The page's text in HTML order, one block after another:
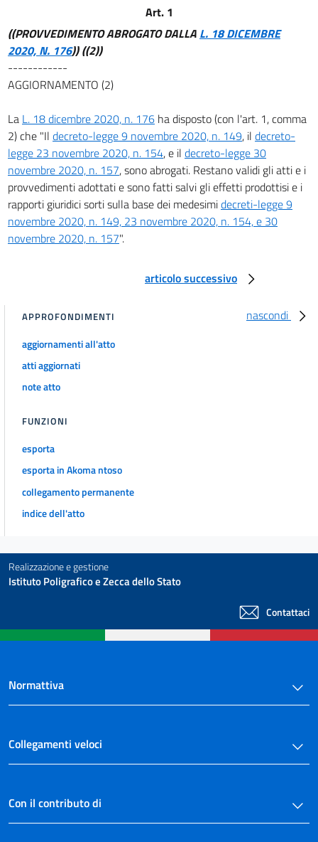
17
18
19
Titolo III
ALTRE DISPOSIZIONI URGENTI
21
22
23
24
25
30
32
Allegati
Allegato 1
Allegato 2
Allegato 3
Art. 1
((PROVVEDIMENTO ABROGATO DALLA L. 18 DICEMBRE
2020, N. 176)) ((2))
------------
AGGIORNAMENTO (2)
La L. 18 dicembre 2020, n. 176 ha disposto (con l'art. 1, comma
2) che "Il decreto-legge 9 novembre 2020, n. 149, il decreto-
legge 23 novembre 2020, n. 154, e il decreto-legge 30
novembre 2020, n. 157, sono abrogati. Restano validi gli atti e i
provvedimenti adottati e sono fatti salvi gli effetti prodottisi e i
rapporti giuridici sorti sulla base dei medesimidecreti-legge 9
novembre 2020, n. 149, 23 novembre 2020, n. 154, e 30
novembre 2020, n. 157".
articolo successivo
nascondi
APPROFONDIMENTI
aggiornamenti all'atto
atti aggiornati
note atto
FUNZIONI
esporta
esporta in Akoma ntoso
collegamento permanente
indice dell'atto
Realizzazione e gestione
Istituto Poligrafico e Zecca dello Stato
Contattaci
Normattiva
Collegamenti veloci
Con il contributo di